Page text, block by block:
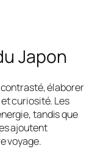
Japon
élaborer
curiosité. Les
tandis que
ajoutent
voyage.